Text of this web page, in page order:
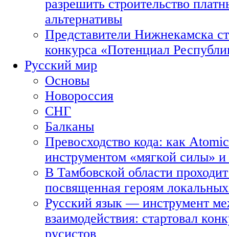
разрешить строительство
альтернативы
Представители Нижнекамска
конкурса «Потенциал
Русский мир
Основы
Новороссия
СНГ
Балканы
Превосходство кода: как
инструментом «мягкой силы» и
В Тамбовской области
посвященная героям
Русский язык — инструмент
взаимодействия: стартовал
русистов